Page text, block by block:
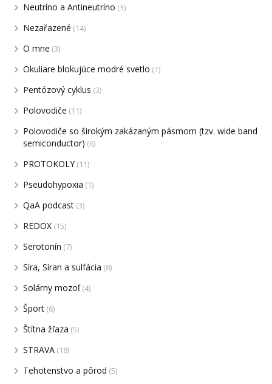
Neutríno a Antineutríno (3)
Nezařazené (14)
O mne (3)
Okuliare blokujúce modré svetlo (1)
Pentózový cyklus (3)
Polovodiče (11)
Polovodiče so širokým zakázaným pásmom (tzv. wide band
semiconductor) (6)
PROTOKOLY(11)
Pseudohypoxia (1)
QaA podcast (3)
REDOX (15)
Serotonín (7)
Síra, Síran a sulfácia (8)
Solárny mozoľ(4)
Šport (6)
Štítna žľaza (5)
STRAVA (18)
Tehotenstvo a pôrod (5)